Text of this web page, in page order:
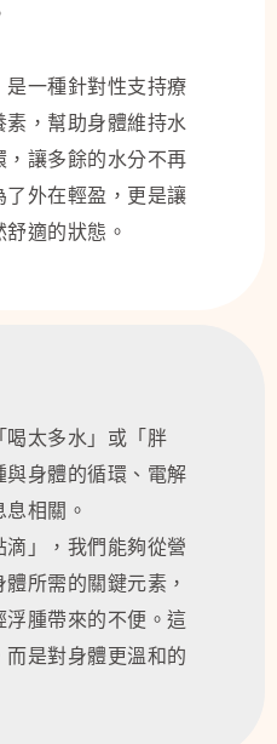
是一種針對性支持療
，幫助身體維持水
讓多餘的水分不再
外在輕盈，更是讓
適的狀態。
太多水」或「胖
身體的循環、電解
相關。
」，我們能夠從營
所需的關鍵元素，
腫帶來的不便。這
是對身體更溫和的